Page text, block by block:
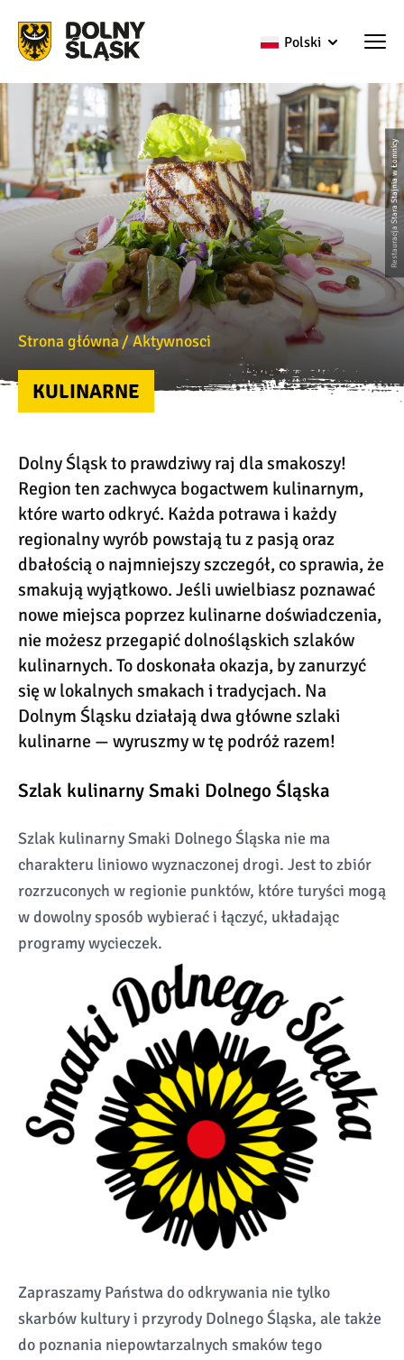
Polski
Restauracja Stara Stajnia w Łomnicy
Strona główna Aktywnosci
KULINARNE
Dolny Śląsk to prawdziwy raj dla smakoszy!
Region ten zachwyca bogactwem kulinarnym,
które warto odkryć. Każda potrawa i każdy
regionalny wyrób powstają tu z pasją oraz
dbałością o najmniejszy szczegół, co sprawia, że
smakują wyjątkowo. Jeśli uwielbiasz poznawać
nowe miejsca poprzez kulinarne doświadczenia,
nie możesz przegapić dolnośląskich szlaków
kulinarnych. To doskonała okazja, by zanurzyć
się w lokalnych smakach i tradycjach. Na
Dolnym Śląsku działają dwa główne szlaki
kulinarne — wyruszmy w tę podróż razem!
Szlak kulinarny Smaki Dolnego Śląska
Szlak kulinarny Smaki Dolnego Śląska nie ma
charakteru liniowo wyznaczonej drogi. Jest to zbiór
rozrzuconych w regionie punktów, które turyści mogą
w dowolny sposób wybierać i łączyć, układając
programy wycieczek.
Zapraszamy Państwa do odkrywania nie tylko
skarbów kultury i przyrody Dolnego Śląska, ale także
do poznania niepowtarzalnych smaków tego